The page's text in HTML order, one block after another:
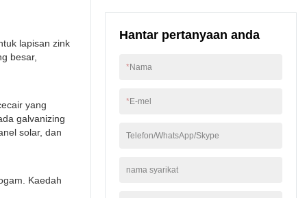
lapisan zink
besar,
yang
galvanizing
solar, dan
Kaedah
Hantar pertanyaan anda
*Nama
*E-mel
Telefon/WhatsApp/Skype
nama syarikat